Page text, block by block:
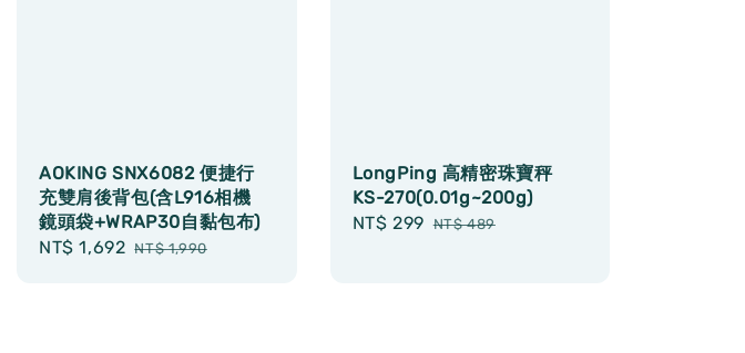
AOKING SNX6082 便捷行
充雙肩後背包(含L916相機
鏡頭袋+WRAP30自黏包布)
Sale
NT$ 1,692 Regular
NT$ 1,990
LongPing 高精密珠寶秤
KS-270(0.01g~200g)
Sale
NT$ 299 Regular
NT$ 489